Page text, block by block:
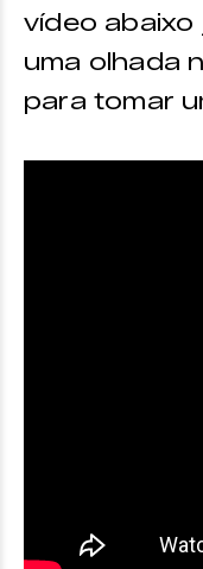
vídeo abaixo
uma olhada
para tomar